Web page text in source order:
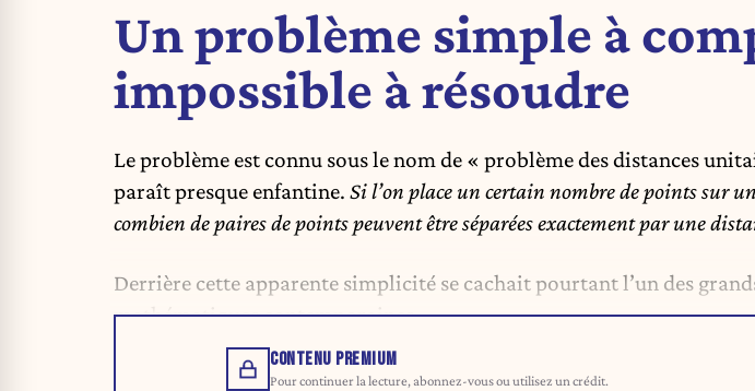
Un problème simple à
impossible à résoudre
Le problème est connu sous le nom de « problème des distances
paraît presque enfantine. Si l’on place un certain nombre de points sur
combien de paires de points peuvent être séparées exactement par une
Derrière cette apparente simplicité se cachait pourtant l’un des
mathématiques contemporaines.
CONTENU PREMIUM
Pour continuer la lecture, abonnez-vous ou utilisez un crédit.